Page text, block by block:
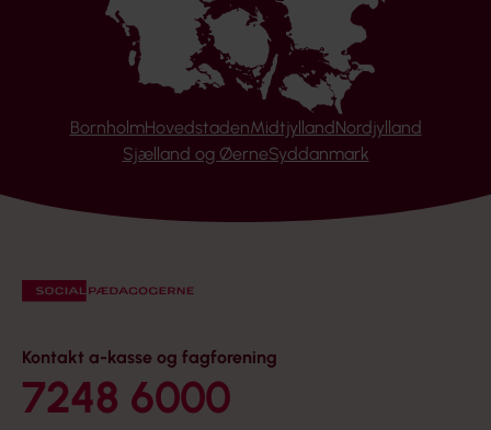
BornholmHovedstadenMidtjyllandNordjylland
Sjælland og ØerneSyddanmark
Kontakt a-kasse og fagforening
7248 6000